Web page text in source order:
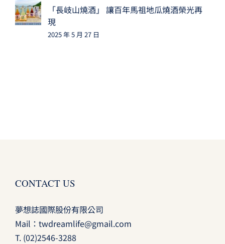
「長岐山燒酒」 讓百年馬祖地瓜燒酒榮光再
現
2025 年 5 月 27 日
CONTACT US
夢想誌國際股份有限公司
Mail： twdreamlife@gmail.com
T. (02)2546-3288